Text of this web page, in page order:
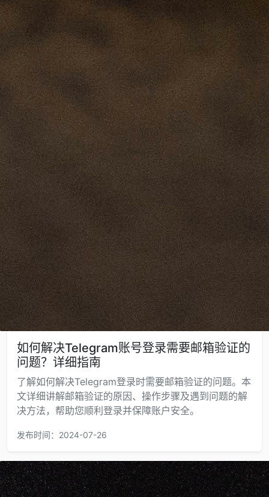
如何解决Telegram账号登录需要邮箱验证的
问题？详细指南
了解如何解决Telegram登录时需要邮箱验证的问题。本
文详细讲解邮箱验证的原因、操作步骤及遇到问题的解
决方法，帮助您顺利登录并保障账户安全。
发布时间：2024-07-26